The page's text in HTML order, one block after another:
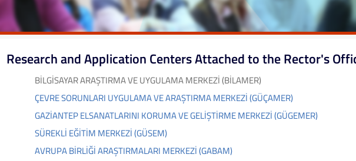
Research and Application Centers Attached to the Rector's
BİLGİSAYAR ARAŞTIRMA VE UYGULAMA MERKEZİ (BİLAMER)
ÇEVRE SORUNLARI UYGULAMA VE ARAŞTIRMA MERKEZİ (GÜÇAMER)
GAZİANTEP ELSANATLARINI KORUMA VE GELİŞTİRME MERKEZİ (GÜGEMER)
SÜREKLİ EĞİTİM MERKEZİ (GÜSEM)
AVRUPA BİRLİĞİ ARAŞTIRMALARI MERKEZİ (GABAM)